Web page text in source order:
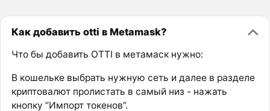
Как добавить otti в Metamask?
Что бы добавить OTTI в метамаск нужно:
В кошельке выбрать нужную сеть и далее в разделе
криптовалют пролистать в самый низ - нажать
кнопку “Импорт токенов”.